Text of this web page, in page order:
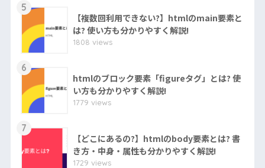
5
【複数回利用できない?】htmlのmain要素と
は? 使い方も分かりやすく解説!
1808 views
6
htmlのブロック要素「figureタグ」とは? 使
い方も分かりやすく解説!
1779 views
7
【どこにあるの?】htmlのbody要素とは? 書
き方・中身・属性も分かりやすく解説!
1729 views